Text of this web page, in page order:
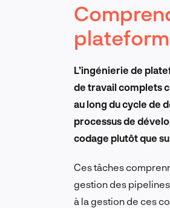
L’ingénierie de
de travail complets
au long du cycle de
processus de
codage plutôt que
Ces tâches
gestion des
à la gestion de ces